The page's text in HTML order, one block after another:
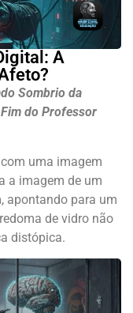
A
Sombrio da
do Professor
uma imagem
a imagem de um
apontando para um
de vidro não
distópica.